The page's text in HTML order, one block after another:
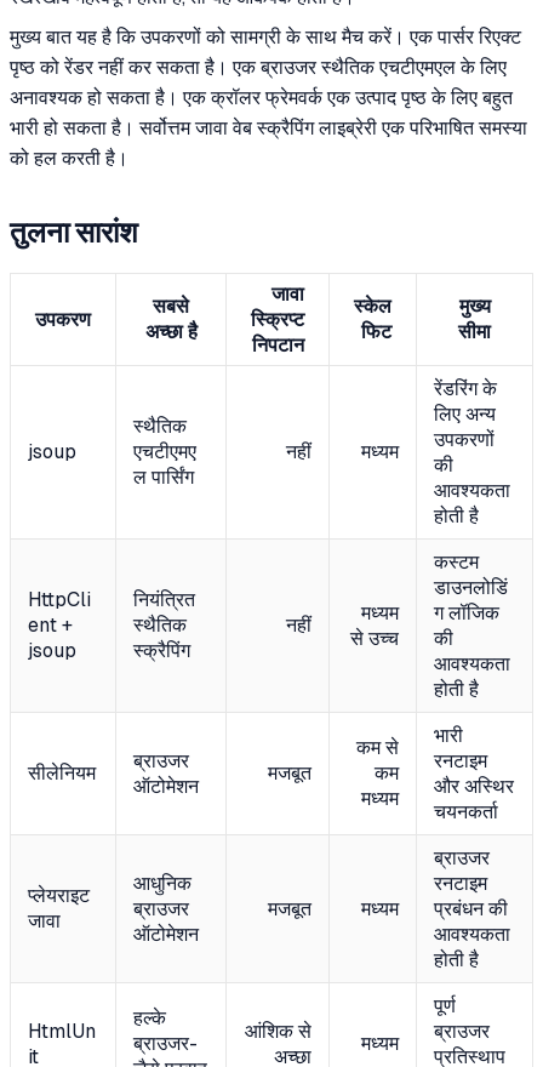
मुख्य बात यह है कि उपकरणों को सामग्री के साथ मैच करें। एक पार्सर रिएक्ट
पृष्ठ को रेंडर नहीं कर सकता है। एक ब्राउजर स्थैतिक एचटीएमएल के लिए
अनावश्यक हो सकता है। एक क्रॉलर फ्रेमवर्क एक उत्पाद पृष्ठ के लिए बहुत
भारी हो सकता है। सर्वोत्तम जावा वेब स्क्रैपिंग लाइब्रेरी एक परिभाषित समस्या
को हल करती है।
तुलना सारांश
उपकरण
सबसे
अच्छा है
जावा
स्क्रिप्ट
निपटान
स्केल
फिट
मुख्य
सीमा
jsoup
स्थैतिक
एचटीएमए
ल पार्सिंग
नहीं मध्यम
रेंडरिंग के
लिए अन्य
उपकरणों
की
आवश्यकता
होती है
HttpCli
ent +
jsoup
नियंत्रित
स्थैतिक
स्क्रैपिंग
नहीं
मध्यम
से उच्च
कस्टम
डाउनलोडिं
ग लॉजिक
की
आवश्यकता
होती है
सीलेनियम
ब्राउजर
ऑटोमेशन
मजबूत
कम से
कम
मध्यम
भारी
रनटाइम
और अस्थिर
चयनकर्ता
प्लेयराइट
जावा
आधुनिक
ब्राउजर
ऑटोमेशन
मजबूत मध्यम
ब्राउजर
रनटाइम
प्रबंधन की
आवश्यकता
होती है
HtmlUn
it
हल्के
ब्राउजर-
आंशिक से
अच्छा
मध्यम
पूर्ण
ब्राउजर
प्रतिस्थाप